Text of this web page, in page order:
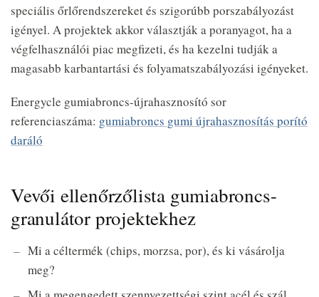
speciális őrlőrendszereket és szigorúbb porszabályozást
igényel. A projektek akkor választják a poranyagot, ha a
végfelhasználói piac megfizeti, és ha kezelni tudják a
magasabb karbantartási és folyamatszabályozási igényeket.
Energycle gumiabroncs-újrahasznosító sor
referenciaszáma: gumiabroncs gumi újrahasznosítás porító
daráló
Vevői ellenőrzőlista gumiabroncs-
granulátor projektekhez
Mi a céltermék (chips, morzsa, por), és ki vásárolja
meg?